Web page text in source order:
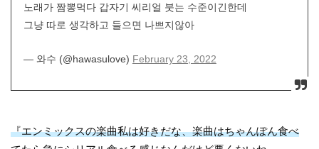
노래가 짬뽕먹다 갑자기 씨리얼 붓는 수준이긴한데
그냥 따로 생각하고 들으면 나쁘지않아
— 와수 (@hawasulove) February 23, 2022
『エンミックスの楽曲私は好きだな、楽曲はちゃんぽん食べ